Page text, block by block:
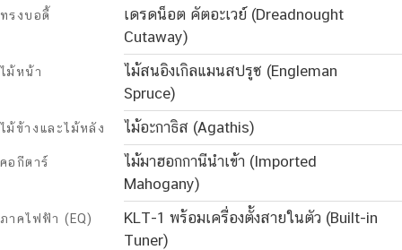
ทรงบอดี้
เดรดน็อต คัตอะเวย์ (Dreadnought
Cutaway)
ไม้หน้า
ไม้สนอิงเกิลแมนสปรูซ (Engleman
Spruce)
ไม้ข้างและไม้หลัง ไม้อะกาธิส (Agathis)
คอกีตาร์
ไม้มาฮอกกานีนำเข้า (Imported
Mahogany)
ภาคไฟฟ้า (EQ)
KLT-1 พร้อมเครื่องตั้งสายในตัว (Built-in
Tuner)